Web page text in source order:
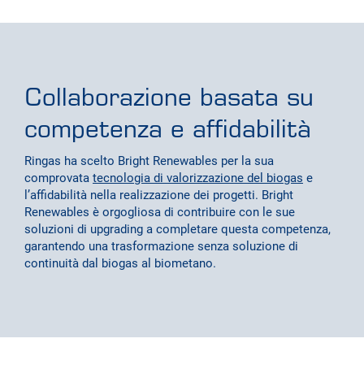
Collaborazione basata su
competenza e affidabilità
Ringas ha scelto Bright Renewables per la sua
comprovata tecnologia di valorizzazione del biogas e
l’affidabilità nella realizzazione dei progetti. Bright
Renewables è orgogliosa di contribuire con le sue
soluzioni di upgrading a completare questa competenza,
garantendo una trasformazione senza soluzione di
continuità dal biogas al biometano.